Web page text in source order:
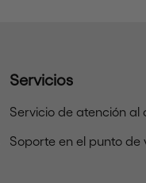
Servicios
Servicio de atención al
Soporte en el punto de